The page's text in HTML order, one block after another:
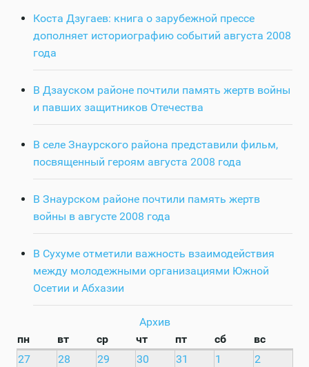
Коста Дзугаев: книга о зарубежной прессе
дополняет историографию событий августа 2008
года
В Дзауском районе почтили память жертв войны
и павших защитников Отечества
В селе Знаурского района представили фильм,
посвященный героям августа 2008 года
В Знаурском районе почтили память жертв
войны в августе 2008 года
В Сухуме отметили важность взаимодействия
между молодежными организациями Южной
Осетии и Абхазии
Архив
пн
вт ср чт пт сб
вс
27
28 29 30 31 1
2